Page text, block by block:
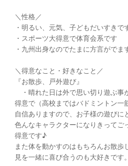
＼性格／
・明るい、元気、子どもだいすきで
・スポーツ大得意で体育会系です
・九州出身なのでたまに方言がでま
＼得意なこと・好きなこと／
『お散歩、戸外遊び』
・晴れた日は外で思い切り遊ぶ事
得意で（高校まではバドミントン一
自信ありますので、お子様の遊びに
色んなキャラクターになりきってご
得意です♪
また体を動かすのはもちろんお散歩
見を一緒に喜び合うのも大好きです。